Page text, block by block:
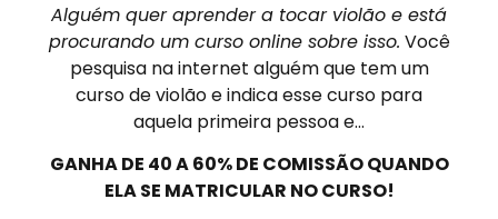
Alguém quer aprender a tocar violão e está
procurando um curso online sobre isso. Você
pesquisa na internet alguém que tem um
curso de violão e indica esse curso para
aquela primeira pessoa e…
GANHA DE 40 A 60% DE COMISSÃO QUANDO
ELA SE MATRICULAR NO CURSO!